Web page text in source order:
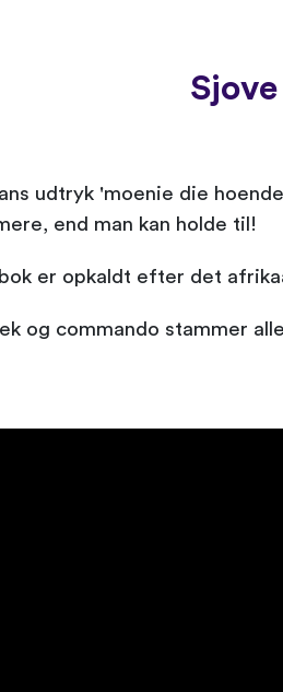
udtryk 'moenie die
end man kan holde til!
er opkaldt efter det
og commando stammer